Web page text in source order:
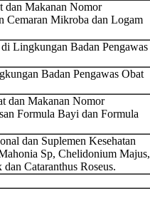
dan Makanan Nomor
Cemaran Mikroba dan Logam
Lingkungan Badan Pengawas
Badan Pengawas Obat
dan Makanan Nomor
Formula Bayi dan Formula
dan Suplemen Kesehatan
Sp, Chelidonium Majus,
Cataranthus Roseus.